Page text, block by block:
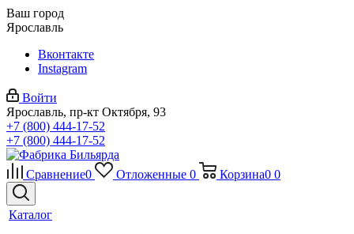
Ваш город
Ярославль
Вконтакте
Instagram
Войти
Ярославль, пр-кт Октября, 93
+7 (800) 444-17-52
+7 (800) 444-17-52
Сравнение0 Отложенные 0 Корзина0 0
Каталог